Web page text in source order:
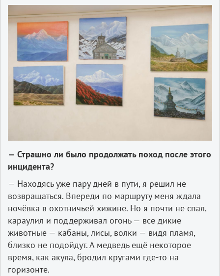
— Страшно ли было продолжать поход после этого
инцидента?
— Находясь уже пару дней в пути, я решил не
возвращаться. Впереди по маршруту меня ждала
ночёвка в охотничьей хижине. Но я почти не спал,
караулил и поддерживал огонь — все дикие
животные — кабаны, лисы, волки — видя пламя,
близко не подойдут. А медведь ещё некоторое
время, как акула, бродил кругами где-то на
горизонте.